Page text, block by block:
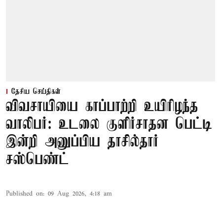
தேசிய செய்திகள்
விவசாயியை காப்பாற்றி உயிரிழந்த
வாலிபர்: உடலை குளிர்சாதன பெட்டி
இன்றி அனுப்பிய தாசில்தார்
சஸ்பெண்ட்
Published on: 09 Aug 2026, 4:18 am